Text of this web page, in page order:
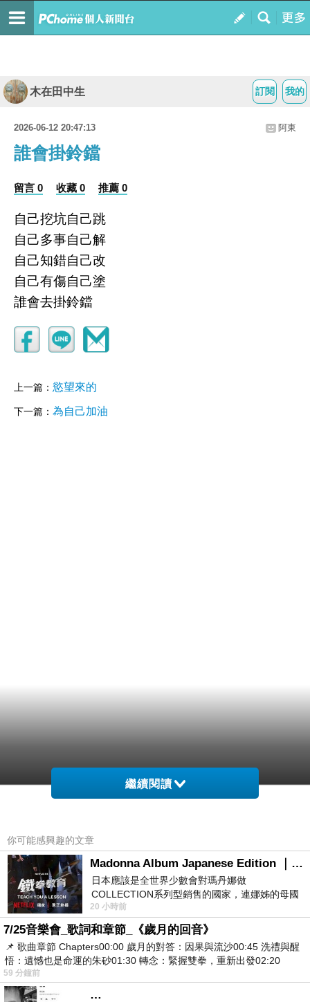
我的
訂閱
木在田中生
2026-06-12 20:47:13 阿東
誰會掛鈴鐺
留言 0 收藏 0 推薦 0
自己挖坑自己跳
自己多事自己解
自己知錯自己改
自己有傷自己塗
誰會去掛鈴鐺
上一篇： 慾望來的
下一篇： 為自己加油
繼續閱讀
你可能感興趣的文章
Madonna Album Japanese Edition ｜瑪丹娜專輯們2026年日本版重發系列
日本應該是全世界少數會對瑪丹娜做
COLLECTION系列型銷售的國家，連娜姊的母國
美國都沒對她這樣過，這全拜在他們到現在唱片
20 小時前
7/25音樂會_歌詞和章節_《歲月的回音》
📌 歌曲章節 Chapters00:00​ 歲月的對答：因果與流沙00:45​ 洗禮與醒
悟：遺憾也是命運的朱砂01:30​ 轉念：緊握雙拳，重新出發02:20
59 分鐘前
…